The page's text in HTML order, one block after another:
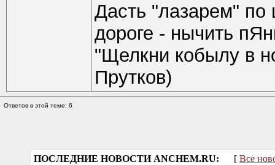
Дасть "лазарем" по
дороге - нычить
"Щелкни кобылу в
Прутков)
Ответов в этой теме: 6
ПОСЛЕДНИЕ НОВОСТИ ANCHEM.RU: [ Все